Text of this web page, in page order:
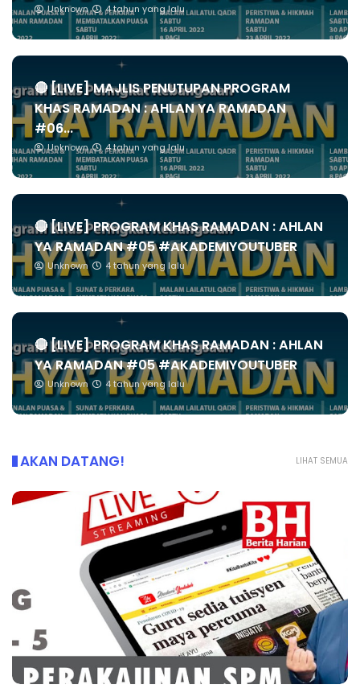
Unknown 4 tahun yang lalu
🔴 [LIVE] MAJLIS PENUTUPAN PROGRAM
KHAS RAMADAN : AHLAN YA RAMADAN
#06...
Unknown 4 tahun yang lalu
🔴 [LIVE] PROGRAM KHAS RAMADAN : AHLAN
YA RAMADAN #05 #AKADEMIYOUTUBER
Unknown 4 tahun yang lalu
🔴 [LIVE] PROGRAM KHAS RAMADAN : AHLAN
YA RAMADAN #05 #AKADEMIYOUTUBER
Unknown 4 tahun yang lalu
LIHAT SEMUA
AKAN DATANG!